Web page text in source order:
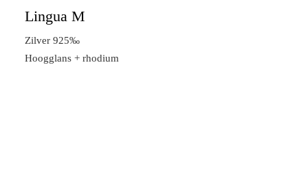
Lingua M
Zilver 925‰
Hoogglans + rhodium